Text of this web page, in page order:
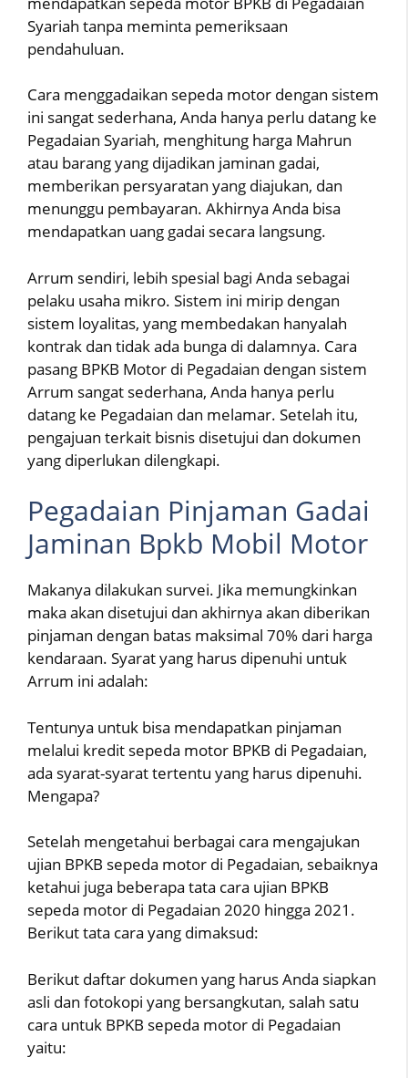
Syariah tanpa meminta pemeriksaan
pendahuluan.
Cara menggadaikan sepeda motor dengan sistem
ini sangat sederhana, Anda hanya perlu datang ke
Pegadaian Syariah, menghitung harga Mahrun
atau barang yang dijadikan jaminan gadai,
memberikan persyaratan yang diajukan, dan
menunggu pembayaran. Akhirnya Anda bisa
mendapatkan uang gadai secara langsung.
Arrum sendiri, lebih spesial bagi Anda sebagai
pelaku usaha mikro. Sistem ini mirip dengan
sistem loyalitas, yang membedakan hanyalah
kontrak dan tidak ada bunga di dalamnya. Cara
pasang BPKB Motor di Pegadaian dengan sistem
Arrum sangat sederhana, Anda hanya perlu
datang ke Pegadaian dan melamar. Setelah itu,
pengajuan terkait bisnis disetujui dan dokumen
yang diperlukan dilengkapi.
Pegadaian Pinjaman Gadai
Jaminan Bpkb Mobil Motor
Makanya dilakukan survei. Jika memungkinkan
maka akan disetujui dan akhirnya akan diberikan
pinjaman dengan batas maksimal 70% dari harga
kendaraan. Syarat yang harus dipenuhi untuk
Arrum ini adalah:
Tentunya untuk bisa mendapatkan pinjaman
melalui kredit sepeda motor BPKB di Pegadaian,
ada syarat-syarat tertentu yang harus dipenuhi.
Mengapa?
Setelah mengetahui berbagai cara mengajukan
ujian BPKB sepeda motor di Pegadaian, sebaiknya
ketahui juga beberapa tata cara ujian BPKB
sepeda motor di Pegadaian 2020 hingga 2021.
Berikut tata cara yang dimaksud:
Berikut daftar dokumen yang harus Anda siapkan
asli dan fotokopi yang bersangkutan, salah satu
cara untuk BPKB sepeda motor di Pegadaian
yaitu: